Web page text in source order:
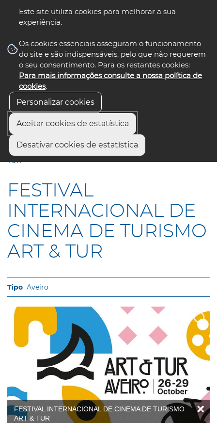
Este site utiliza cookies para melhorar a sua
experiência.
Os cookies essenciais asseguram o funcionamento
do site e são indispensáveis, pelo que não requerem
o seu consentimento. Para os restantes cookies:
Para mais informações consulte a nossa política de
cookies.
Personalizar cookies
Aceitar cookies de estatística
Desativar cookies de estatística
nos select language
Início
FESTIVAL INTERNACIONAL DE CINEMA DE TURISMO ART &
TUR
FESTIVAL
INTERNACIONAL DE
CINEMA DE TURISMO
ART & TUR
Aveiro
FESTIVAL INTERNACIONAL DE CINEMA DE TURISMO
ART & TUR